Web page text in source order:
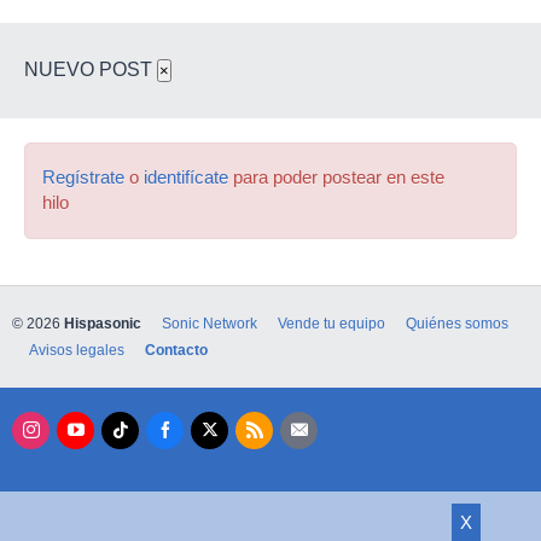
NUEVO POST ×
Regístrate o identifícate para poder postear en este
hilo
X
© 2026 Hispasonic Sonic Network Vende tu equipo
Quiénes somos
Avisos legales
Contacto